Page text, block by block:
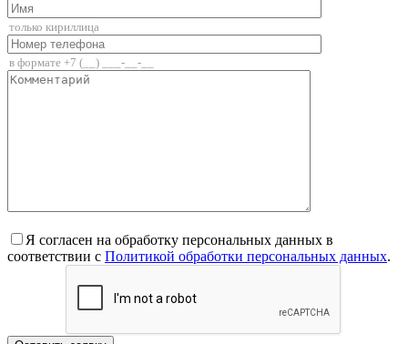
Я согласен на обработку персональных данных в
соответствии с Политикой обработки персональных данных.